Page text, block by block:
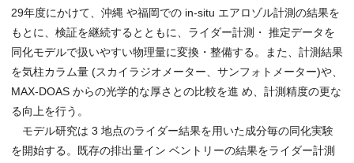
29年度にかけて、沖縄 や福岡での in-situ エアロゾル計測の結果を
もとに、検証を継続するとともに、ライダー計測・ 推定データを
同化モデルで扱いやすい物理量に変換・整備する。また、計測結果
を気柱カラム量 (スカイラジオメーター、サンフォトメーター)や、
MAX-DOAS からの光学的な厚さとの比較を進 め、計測精度の更な
る向上を行う。
モデル研究は 3 地点のライダー結果を用いた成分毎の同化実験
を開始する。既存の排出量イン ベントリーの結果をライダー計測